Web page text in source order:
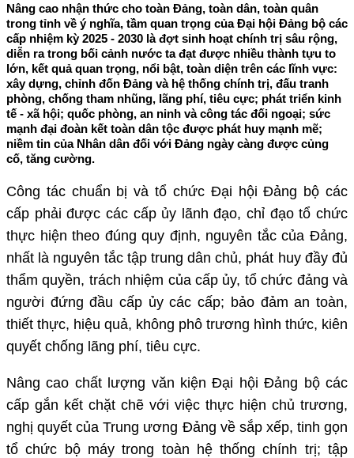
Nâng cao nhận thức cho toàn Đảng, toàn dân, toàn quân
trong tỉnh về ý nghĩa, tầm quan trọng của Đại hội Đảng bộ các
cấp nhiệm kỳ 2025 - 2030 là đợt sinh hoạt chính trị sâu rộng,
diễn ra trong bối cảnh nước ta đạt được nhiều thành tựu to
lớn, kết quả quan trọng, nổi bật, toàn diện trên các lĩnh vực:
xây dựng, chỉnh đốn Đảng và hệ thống chính trị, đấu tranh
phòng, chống tham nhũng, lãng phí, tiêu cực; phát triển kinh
tế - xã hội; quốc phòng, an ninh và công tác đối ngoại; sức
mạnh đại đoàn kết toàn dân tộc được phát huy mạnh mẽ;
niềm tin của Nhân dân đối với Đảng ngày càng được củng
cố, tăng cường.
Công tác chuẩn bị và tổ chức Đại hội Đảng bộ các
cấp phải được các cấp ủy lãnh đạo, chỉ đạo tổ chức
thực hiện theo đúng quy định, nguyên tắc của Đảng,
nhất là nguyên tắc tập trung dân chủ, phát huy đầy đủ
thẩm quyền, trách nhiệm của cấp ủy, tổ chức đảng và
người đứng đầu cấp ủy các cấp; bảo đảm an toàn,
thiết thực, hiệu quả, không phô trương hình thức, kiên
quyết chống lãng phí, tiêu cực.
Nâng cao chất lượng văn kiện Đại hội Đảng bộ các
cấp gắn kết chặt chẽ với việc thực hiện chủ trương,
nghị quyết của Trung ương Đảng về sắp xếp, tinh gọn
tổ chức bộ máy trong toàn hệ thống chính trị; tập